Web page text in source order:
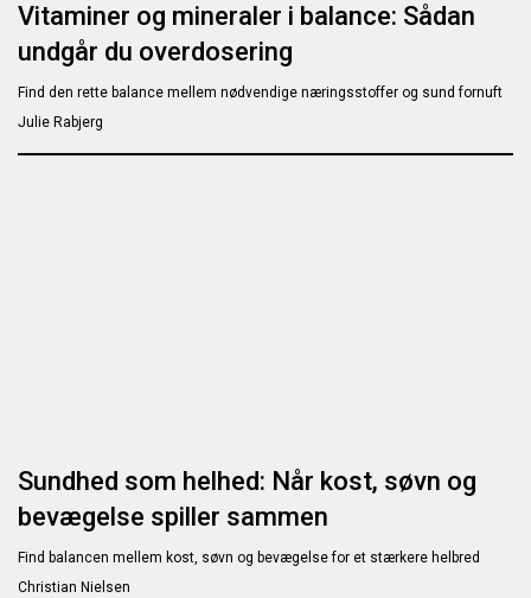
Vitaminer og mineraler i balance: Sådan
undgår du overdosering
Find den rette balance mellem nødvendige næringsstoffer og sund fornuft
Julie Rabjerg
Sundhed som helhed: Når kost, søvn og
bevægelse spiller sammen
Find balancen mellem kost, søvn og bevægelse for et stærkere helbred
Christian Nielsen